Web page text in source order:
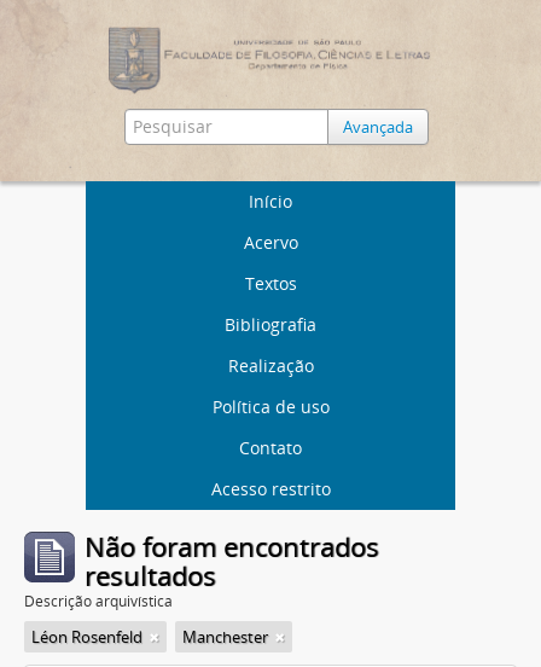
Avançada
Início
Acervo
Textos
Bibliografia
Realização
Política de uso
Contato
Acesso restrito
Não foram encontrados
resultados
Descrição arquivística
Léon Rosenfeld Manchester